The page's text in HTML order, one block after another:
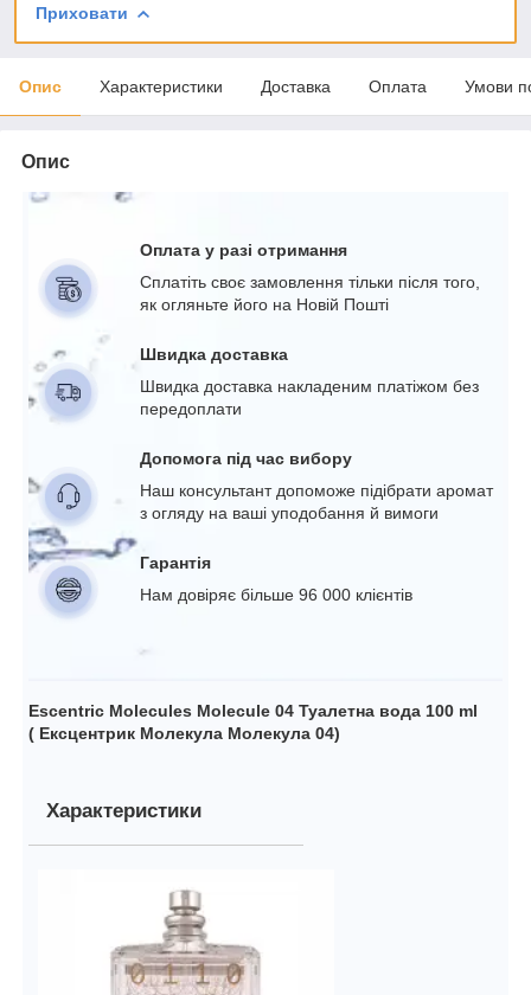
Приховати
Опис Характеристики Доставка Оплата Умови
Опис
Оплата у разі отримання
Сплатіть своє замовлення тільки після того,
як огляньте його на Новій Пошті
Швидка доставка
Швидка доставка накладеним платіжом без
передоплати
Допомога під час вибору
Наш консультант допоможе підібрати аромат
з огляду на ваші уподобання й вимоги
Гарантія
Нам довіряє більше 96 000 клієнтів
Escentric Molecules Molecule 04 Туалетна вода 100 ml
( Ексцентрик Молекула Молекула 04)
Характеристики